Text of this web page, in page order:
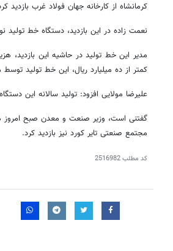
کرمانشاه از کارخانه جهان فولاد غرب بازدید
نعمت زاده در این بازدید، دستگاه خط تولید
کمتر از ده میلیارد ریال، این خط تولید
علیرضا مولایی افزود: تولید سالانه این
گفتنی است، وزیر صنعت و معدن صبح امروز
مجتمع صنعتی تایر کورد نیز بازدید کرد.
کد مطلب2516982